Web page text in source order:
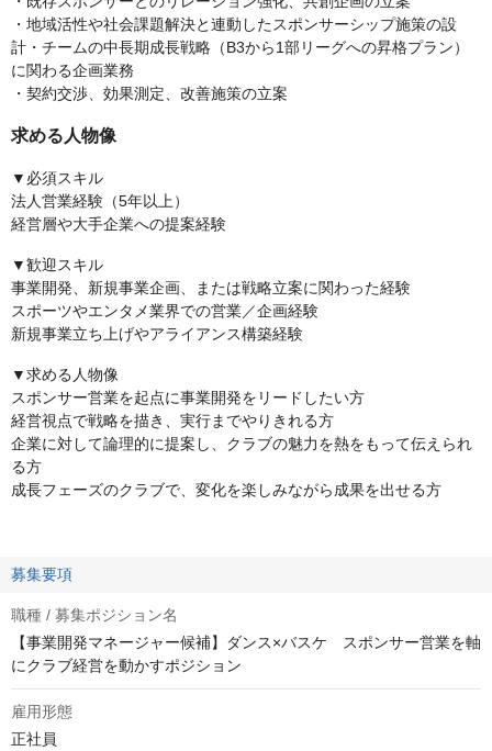
・地域活性や社会課題解決と連動したスポンサーシップ施策の設
計・チームの中長期成長戦略（B3から1部リーグへの昇格プラン）
に関わる企画業務
・契約交渉、効果測定、改善施策の立案
求める人物像
▼必須スキル
法人営業経験（5年以上）
経営層や大手企業への提案経験
▼歓迎スキル
事業開発、新規事業企画、または戦略立案に関わった経験
スポーツやエンタメ業界での営業／企画経験
新規事業立ち上げやアライアンス構築経験
▼求める人物像
スポンサー営業を起点に事業開発をリードしたい方
経営視点で戦略を描き、実行までやりきれる方
企業に対して論理的に提案し、クラブの魅力を熱をもって伝えられ
る方
成長フェーズのクラブで、変化を楽しみながら成果を出せる方
募集要項
職種 / 募集ポジション名
【事業開発マネージャー候補】ダンス×バスケ スポンサー営業を軸
にクラブ経営を動かすポジション
雇用形態
正社員